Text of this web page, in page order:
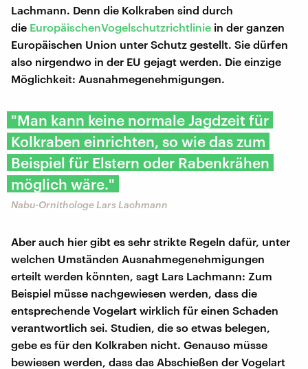
Lachmann. Denn die Kolkraben sind durch
die EuropäischenVogelschutzrichtlinie in der ganzen
Europäischen Union unter Schutz gestellt. Sie dürfen
also nirgendwo in der EU gejagt werden. Die einzige
Möglichkeit: Ausnahmegenehmigungen.
"Man kann keine normale Jagdzeit für
Kolkraben einrichten, so wie das zum
Beispiel für Elstern oder Rabenkrähen
möglich wäre."
Nabu-Ornithologe Lars Lachmann
Aber auch hier gibt es sehr strikte Regeln dafür, unter
welchen Umständen Ausnahmegenehmigungen
erteilt werden könnten, sagt Lars Lachmann: Zum
Beispiel müsse nachgewiesen werden, dass die
entsprechende Vogelart wirklich für einen Schaden
verantwortlich sei. Studien, die so etwas belegen,
gebe es für den Kolkraben nicht. Genauso müsse
bewiesen werden, dass das Abschießen der Vogelart